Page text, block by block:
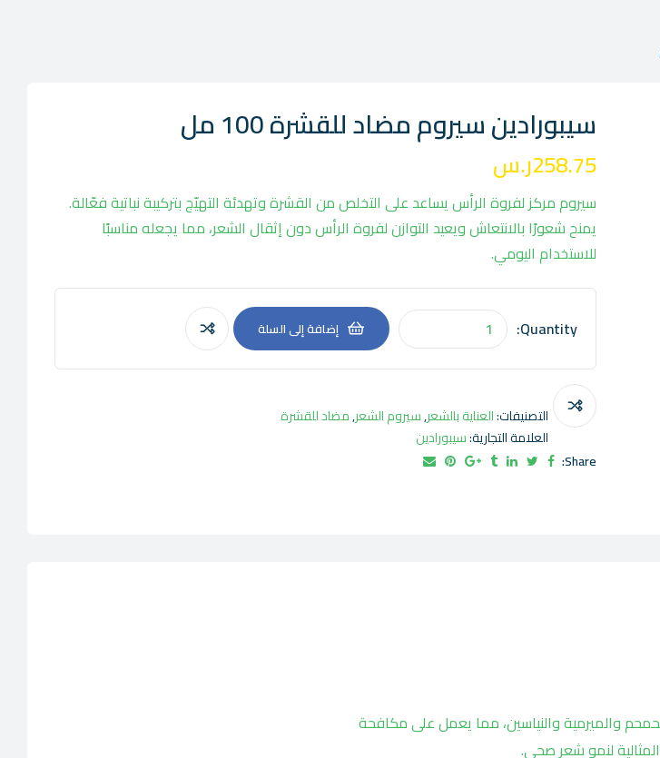
سيبورادين سيروم مضاد للقشرة 100 مل
258.75ر.س
سيروم مركز لفروة الرأس يساعد على التخلص من القشرة وتهدئة التهيّج بتركيبة نباتية فعّالة.
يمنح شعورًا بالانتعاش ويعيد التوازن لفروة الرأس دون إثقال الشعر، مما يجعله مناسبًا
للاستخدام اليومي.
Quantity: كمية
للقشرة
100
مل
إضافة إلى السلة
التصنيفات:العناية بالشعر,سيروم الشعر,مضاد للقشرة
العلامة التجارية:سيبورادين
Share:
والميرمية والنياسين، مما يعمل على مكافحة
لنمو شعر صحي.